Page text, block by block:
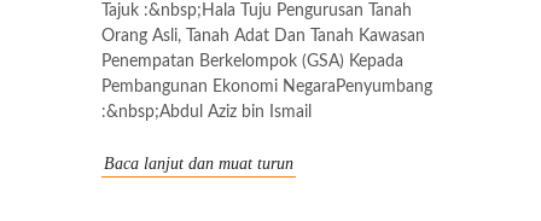
Tajuk :&nbsp;Hala Tuju Pengurusan Tanah
Orang Asli, Tanah Adat Dan Tanah Kawasan
Penempatan Berkelompok (GSA) Kepada
Pembangunan Ekonomi NegaraPenyumbang
:&nbsp;Abdul Aziz bin Ismail
Baca lanjut dan muat turun